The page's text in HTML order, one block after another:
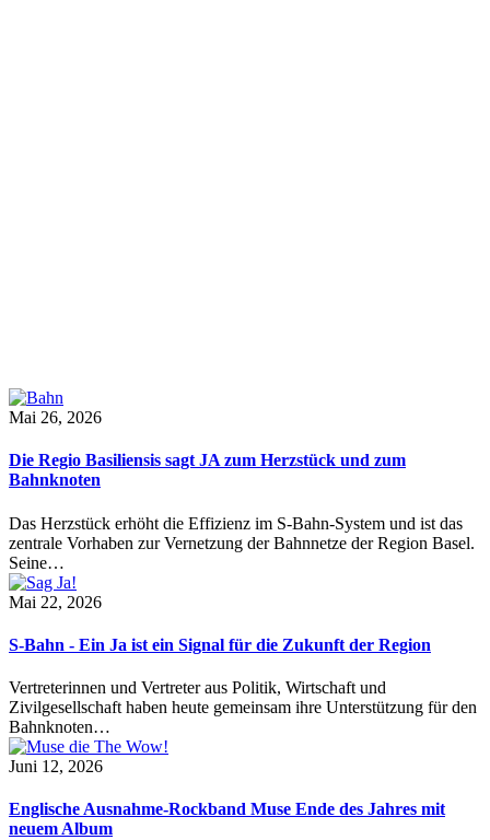
Mai 26, 2026
Die Regio Basiliensis sagt JA zum Herzstück und zum
Bahnknoten
Das Herzstück erhöht die Effizienz im S-Bahn-System und ist das
zentrale Vorhaben zur Vernetzung der Bahnnetze der Region Basel.
Seine…
Mai 22, 2026
S-Bahn - Ein Ja ist ein Signal für die Zukunft der Region
Vertreterinnen und Vertreter aus Politik, Wirtschaft und
Zivilgesellschaft haben heute gemeinsam ihre Unterstützung für den
Bahnknoten…
Juni 12, 2026
Englische Ausnahme-Rockband Muse Ende des Jahres mit
neuem Album